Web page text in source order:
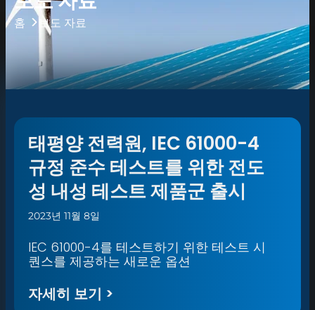
홈 보도 자료
태평양 전력원, IEC 61000-4
규정 준수 테스트를 위한 전도
성 내성 테스트 제품군 출시
2023년 11월 8일
IEC 61000-4를 테스트하기 위한 테스트 시
퀀스를 제공하는 새로운 옵션
자세히 보기 >